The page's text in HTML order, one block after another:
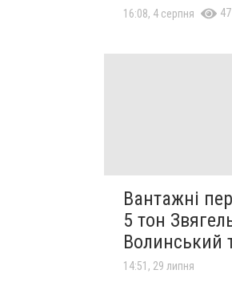
16:08, 4 серпня 47
Вантажні
5 тон
Волинський
14:51, 29 липня